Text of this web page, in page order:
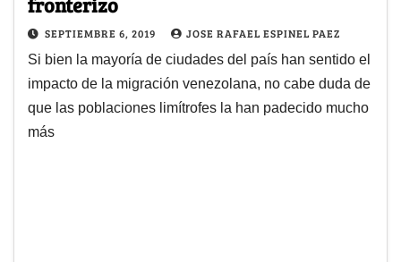
SEPTIEMBRE 6, 2019 JOSE RAFAEL ESPINEL PAEZ
Si bien la mayoría de ciudades del país han sentido el
impacto de la migración venezolana, no cabe duda de
que las poblaciones limítrofes la han padecido mucho
más